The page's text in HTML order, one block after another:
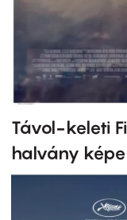
Távol-keleti
halvány képe